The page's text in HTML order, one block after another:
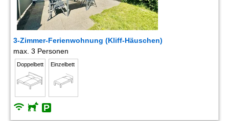
3-Zimmer-Ferienwohnung (Kliff-Häuschen)
max. 3 Personen
Doppelbett Einzelbett